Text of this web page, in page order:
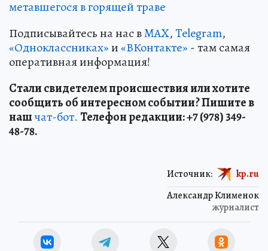
метавшегося в горящей траве
Подписывайтесь на нас вMAX,Telegram,
«Одноклассниках»и«ВКонтакте» - там самая
оперативная информация!
Стали свидетелем происшествия или хотите
сообщить об интересном событии? Пишите в
нашчат-бот. Телефон редакции: +7 (978) 349-
48-78.
Александр Клименок
журналист
Источник: kp.ru